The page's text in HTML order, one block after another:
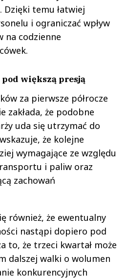
Dzięki temu łatwiej
i ograniczać wpływ
na codzienne
pod większą presją
za pierwsze półrocze
zakłada, że podobne
uda się utrzymać do
że kolejne
wymagające ze względu
i paliw oraz
zachowań
również, że ewentualny
nastąpi dopiero pod
to, że trzeci kwartał może
dalszej walki o wolumen
konkurencyjnych